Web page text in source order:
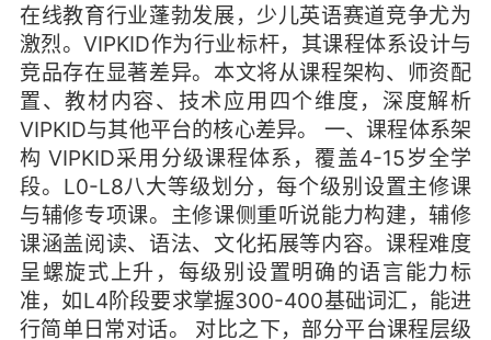
在线教育行业蓬勃发展，少儿英语赛道竞争尤为
激烈。VIPKID作为行业标杆，其课程体系设计与
竞品存在显著差异。本文将从课程架构、师资配
置、教材内容、技术应用四个维度，深度解析
VIPKID与其他平台的核心差异。 一、课程体系架
构 VIPKID采用分级课程体系，覆盖4-15岁全学
段。L0-L8八大等级划分，每个级别设置主修课
与辅修专项课。主修课侧重听说能力构建，辅修
课涵盖阅读、语法、文化拓展等内容。课程难度
呈螺旋式上升，每级别设置明确的语言能力标
准，如L4阶段要求掌握300-400基础词汇，能进
行简单日常对话。 对比之下，部分平台课程层级